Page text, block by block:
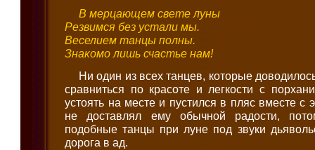
В мерцающем свете луны
Резвимся без устали мы.
Веселием танцы полны.
Знакомо лишь счастье нам!
Ни один из всех танцев, которые
сравниться по красоте и легкости с
устоять на месте и пустился в пляс вместе с
не доставлял ему обычной радости,
подобные танцы при луне под звуки
дорога в ад.